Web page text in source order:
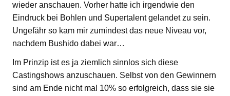
wieder anschauen. Vorher hatte ich irgendwie den
Eindruck bei Bohlen und Supertalent gelandet zu sein.
Ungefähr so kam mir zumindest das neue Niveau vor,
nachdem Bushido dabei war…
Im Prinzip ist es ja ziemlich sinnlos sich diese
Castingshows anzuschauen. Selbst von den Gewinnern
sind am Ende nicht mal 10% so erfolgreich, dass sie sie